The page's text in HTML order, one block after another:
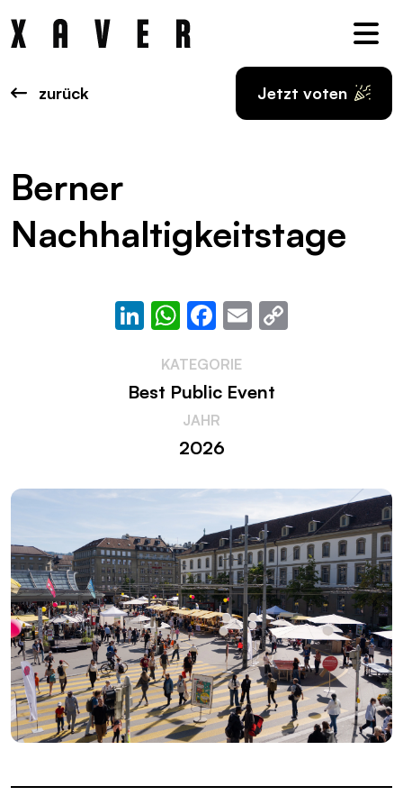
zurück Jetzt voten
Berner
Nachhaltigkeitstage
LinkedIn
WhatsApp
Facebook
Email
KATEGORIE
Best Public Event
JAHR
2026